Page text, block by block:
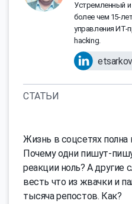
Устремленный
более чем 15-
управления ИТ-
hacking.
etsarkov
СТАТЬИ
Жизнь в соцсетях полна
Почему одни пишут-
реакции ноль? А другие
весть что из жвачки и
тысяча репостов. Как?